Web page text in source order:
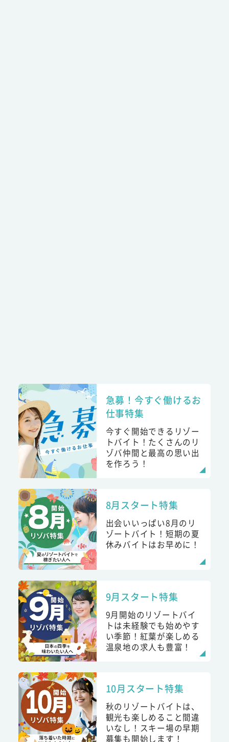
急募！今すぐ働けるお
仕事特集
今すぐ開始できるリゾー
トバイト！たくさんのリ
ゾバ仲間と最高の思い出
を作ろう！
8月スタート特集
出会いいっぱい8月のリ
ゾートバイト！短期の夏
休みバイトはお早めに！
9月スタート特集
9月開始のリゾートバイ
トは未経験でも始めやす
い季節！紅葉が楽しめる
温泉地の求人も豊富！
10月スタート特集
秋のリゾートバイトは、
観光も楽しめること間違
いなし！スキー場の早期
募集も開始します！